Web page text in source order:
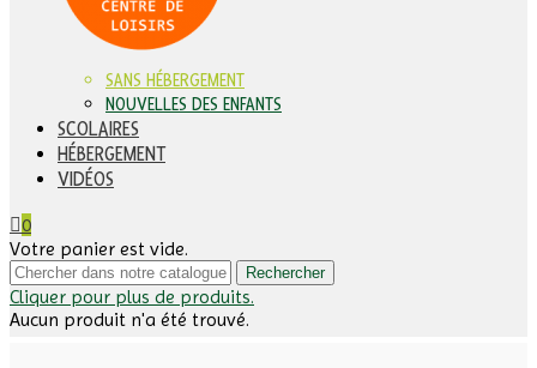
SANS HÉBERGEMENT
NOUVELLES DES ENFANTS
SCOLAIRES
HÉBERGEMENT
VIDÉOS
0
Votre panier est vide.
Rechercher
Cliquer pour plus de produits.
Aucun produit n'a été trouvé.